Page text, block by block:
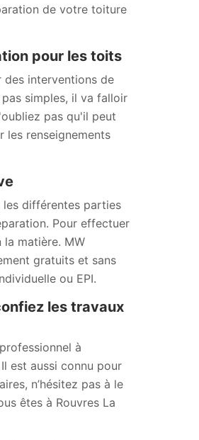
de votre toiture
pour les toits
interventions de
simples, il va falloir
pas qu'il peut
les renseignements
différentes parties
Pour effectuer
matière. MW
gratuits et sans
ou EPI.
les travaux
à
est aussi connu pour
n’hésitez pas à le
êtes à Rouvres La